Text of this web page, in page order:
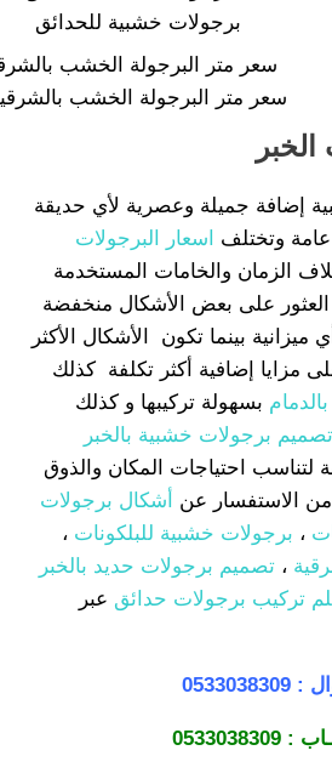
برجولات خشبية للحدائق
سعر متر البرجولة الخشب
إضافة جميلة وعصرية لأي حديقة
وتختلف
اسعار البرجولات
الزمان والخامات المستخدمة
على بعض الأشكال منخفضة
ميزانية بينما تكون الأشكال الأكثر
مزايا إضافية أكثر تكلفة كذلك
بالدمام بسهولة تركيبها و كذلك
تصميم برجولات خشبية بالخبر
لتناسب احتياجات المكان والذوق
الاستفسار عن أشكال برجولات
، برجولات خشبية للبلكونات ،
، تصميم برجولات حديد بالخبر
تركيب برجولات حدائق عبر
:
0533038309
:
0533038309